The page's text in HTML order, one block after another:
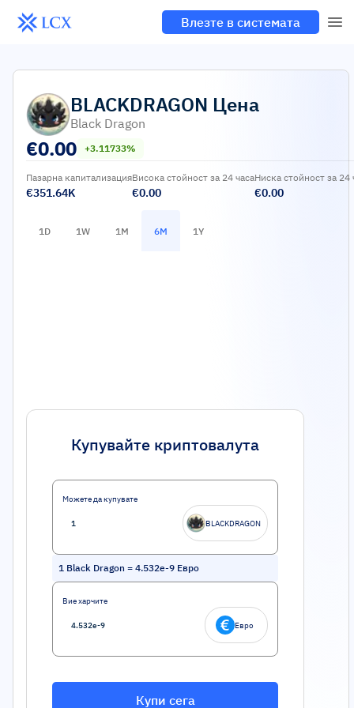
Влезте в системата
BLACKDRAGON Цена
Black Dragon
€0.00 +3.11733%
Пазарна капитализация
€351.64K
Висока стойност за 24 часа
€0.00
Ниска стойност за 24
€0.00
1D 1W 1M 6M 1Y
Купувайте криптовалута
Можете да купувате
BLACKDRAGON
1 Black Dragon = 4.532e-9 Евро
Вие харчите
Евро
Купи сега